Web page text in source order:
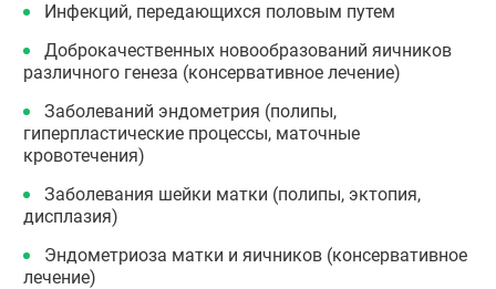
Инфекций, передающихся половым путем
Доброкачественных новообразований яичников
различного генеза (консервативное лечение)
Заболеваний эндометрия (полипы,
гиперпластические процессы, маточные
кровотечения)
Заболевания шейки матки (полипы, эктопия,
дисплазия)
Эндометриоза матки и яичников (консервативное
лечение)